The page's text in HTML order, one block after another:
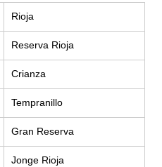
Rioja
Reserva Rioja
Crianza
Tempranillo
Gran Reserva
Jonge Rioja